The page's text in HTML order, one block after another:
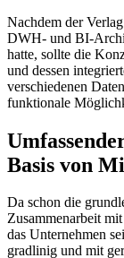
Nachdem der
DWH- und BI-
hatte, sollte die
und dessen
verschiedenen
funktionale
Basis von
Da schon die
Zusammenarbeit
das Unternehmen
gradlinig und mit